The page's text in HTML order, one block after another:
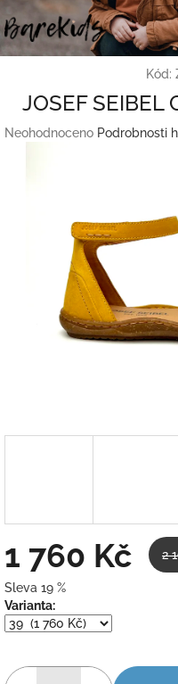
Přejít
na
obsah
Kód:
JOSEF SEIBEL
Průměrné
Neohodnoceno Podrobnosti
1 760 Kč 2
Sleva 19 %
Měrná
cena:
Varianta: